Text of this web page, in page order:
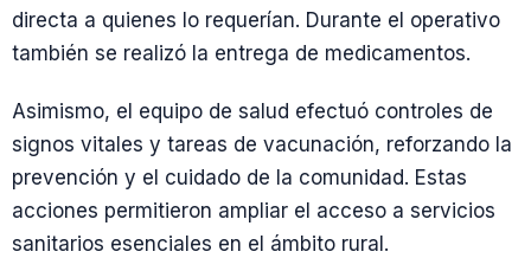
directa a quienes lo requerían. Durante el operativo
también se realizó la entrega de medicamentos.
Asimismo, el equipo de salud efectuó controles de
signos vitales y tareas de vacunación, reforzando la
prevención y el cuidado de la comunidad. Estas
acciones permitieron ampliar el acceso a servicios
sanitarios esenciales en el ámbito rural.